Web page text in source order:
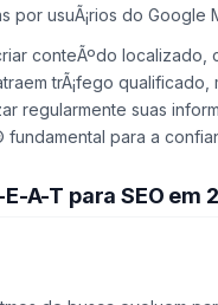
por usuÃ¡rios do Google
conteÃºdo localizado,
trÃ¡fego
regularmente suas
para a
A-T para SEO em